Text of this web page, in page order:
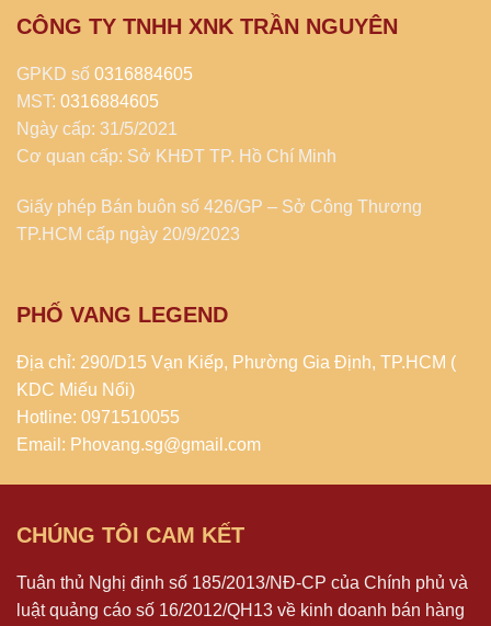
CÔNG TY TNHH XNK TRẦN NGUYÊN
GPKD số 0316884605
MST: 0316884605
Ngày cấp: 31/5/2021
Cơ quan cấp: Sở KHĐT TP. Hồ Chí Minh
Giấy phép Bán buôn số 426/GP – Sở Công Thương
TP.HCM cấp ngày 20/9/2023
PHỐ VANG LEGEND
Địa chỉ: 290/D15 Vạn Kiếp, Phường Gia Định, TP.HCM (
KDC Miếu Nổi)
Hotline: 0971510055
Email: Phovang.sg@gmail.com
CHÚNG TÔI CAM KẾT
Tuân thủ Nghị định số 185/2013/NĐ-CP của Chính phủ và
luật quảng cáo số 16/2012/QH13 về kinh doanh bán hàng